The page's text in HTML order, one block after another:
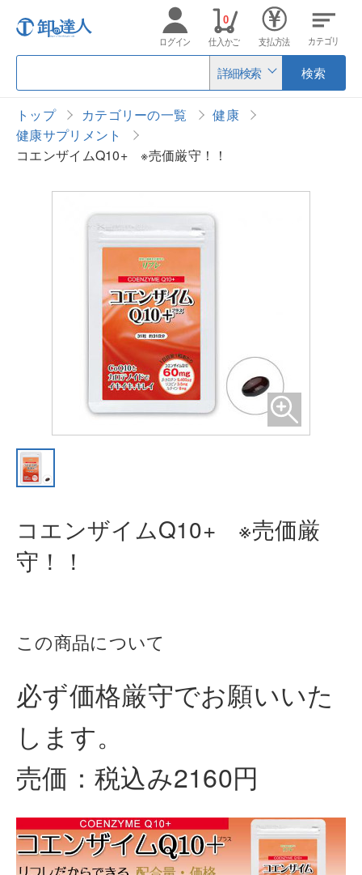
詳細検索 検索
ログイン 仕入かご
0
支払方法 カテゴリ
トップ カテゴリーの一覧
健康
健康サプリメント
コエンザイムQ10+ ※売価厳守！！
コエンザイムQ10+ ※売価厳
守！！
この商品について
必ず価格厳守でお願いいた
します。
売価：税込み2160円